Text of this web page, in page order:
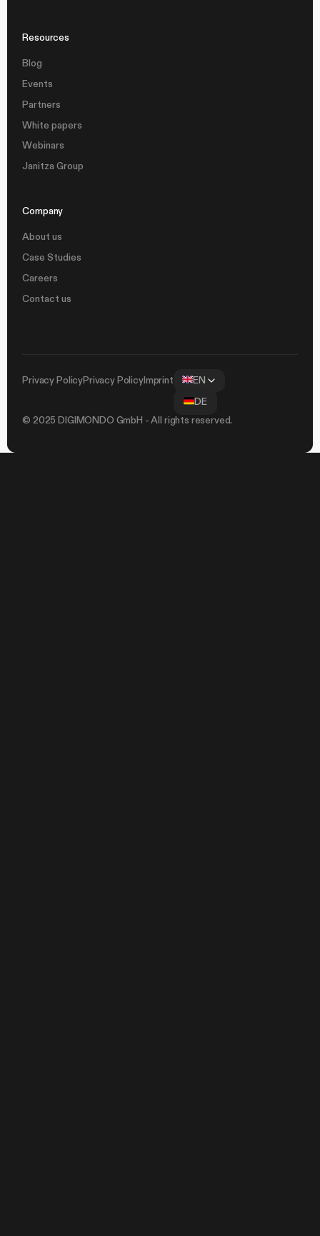
Resources
Blog
Events
Partners
White papers
Webinars
Janitza Group
Company
About us
Case Studies
Careers
Contact us
© 2025 DIGIMONDO GmbH - All rights reserved.
Privacy PolicyPrivacy PolicyImprint
EN
DE